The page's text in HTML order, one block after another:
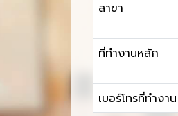
สาขา
ที่ทำงานหลัก
เบอร์โทรที่ทำงาน